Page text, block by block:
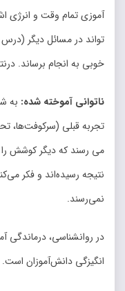
آموزی تمام وقت و انرژی
تواند در مسائل دیگر (درس
خوبی به انجام برساند.
ناتوانی آموخته شده: به
تجربه قبلی (سرکوفت‌‌ها،
می رسند که دیگر کوشش را
نتیجه رسیده‌‌اند و فکر
نمی‌‌رسند.
در روانشناسی، درماندگی
انگیزگی دانش‌‌آموزان است.